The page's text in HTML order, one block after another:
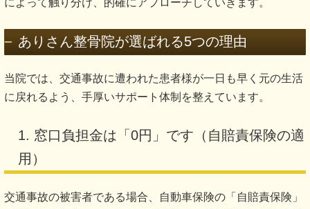
によって触り分け、的確にアプローチしていきます。
ありさん整骨院が選ばれる5つの理由
当院では、交通事故に遭われた患者様が一日も早く元の生活
に戻れるよう、手厚いサポート体制を整えています。
1. 窓口負担金は「0円」です（自賠責保険の適
用）
交通事故の被害者である場合、自動車保険の「自賠責保険」